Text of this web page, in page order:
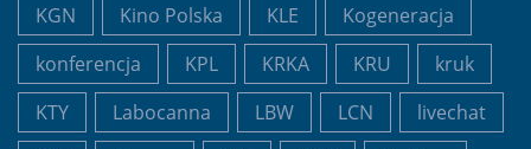
KGN
Kino Polska KLE
Kogeneracja
konferencja
KPL KRKA KRU
kruk
KTY
Labocanna LBW LCN
livechat